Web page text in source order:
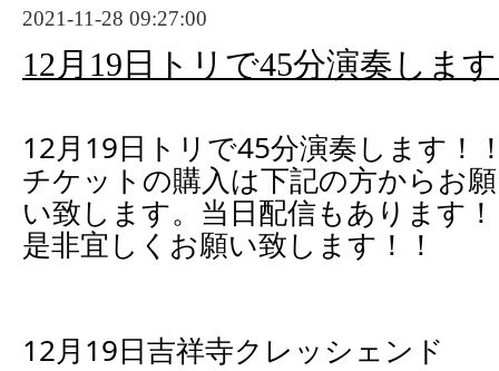
2021-11-28 09:27:00
12月19日トリで45分演奏しま
12月19日トリで45分演奏します！
チケットの購入は下記の方からお願
い致します。当日配信もあります！
是非宜しくお願い致します！！
12月19日吉祥寺クレッシェンド